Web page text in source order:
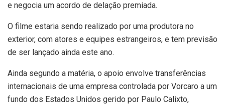
e negocia um acordo de delação premiada.
O filme estaria sendo realizado por uma produtora no
exterior, com atores e equipes estrangeiros, e tem previsão
de ser lançado ainda este ano.
Ainda segundo a matéria, o apoio envolve transferências
internacionais de uma empresa controlada por Vorcaro a um
fundo dos Estados Unidos gerido por Paulo Calixto,